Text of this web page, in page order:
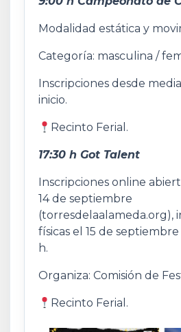
Modalidad estática y
Categoría: masculina /
Inscripciones desde
inicio.
Recinto Ferial.
17:30 h Got Talent
Inscripciones online
14 de septiembre
(torresdelaalameda.org),
físicas el 15 de septiembre
h.
Organiza: Comisión de
Recinto Ferial.